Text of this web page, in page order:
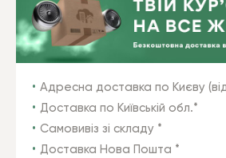
Адресна доставка по Києву
Доставка по Київській обл.*
Самовивіз зі складу *
Доставка Нова Пошта *